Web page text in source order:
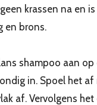
krassen na en
en brons.
shampoo aan
in. Spoel het
af. Vervolgens